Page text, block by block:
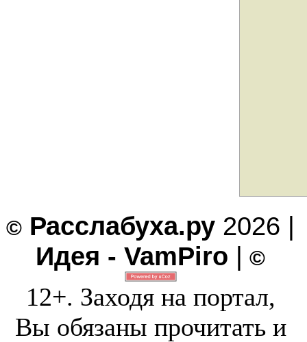
© Расслабуха.ру 2026 |
Идея - VamPiro | ©
12+. Заходя на портал,
Вы обязаны прочитать и